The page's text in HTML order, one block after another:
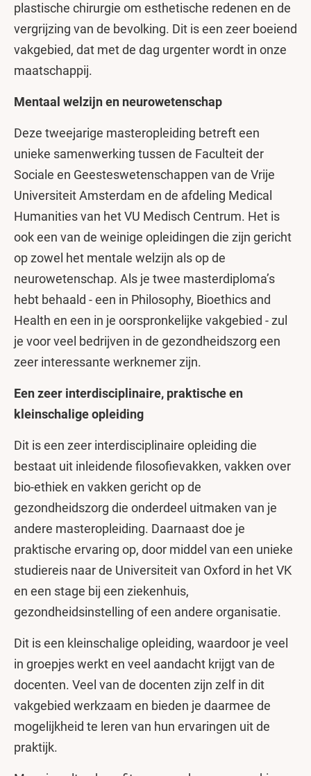
plastische chirurgie om esthetische redenen en de
vergrijzing van de bevolking. Dit is een zeer boeiend
vakgebied, dat met de dag urgenter wordt in onze
maatschappij.
Mentaal welzijn en neurowetenschap
Deze tweejarige masteropleiding betreft een
unieke samenwerking tussen de Faculteit der
Sociale en Geesteswetenschappen van de Vrije
Universiteit Amsterdam en de afdeling Medical
Humanities van het VU Medisch Centrum. Het is
ook een van de weinige opleidingen die zijn gericht
op zowel het mentale welzijn als op de
neurowetenschap. Als je twee masterdiploma’s
hebt behaald - een in Philosophy, Bioethics and
Health en een in je oorspronkelijke vakgebied - zul
je voor veel bedrijven in de gezondheidszorg een
zeer interessante werknemer zijn.
Een zeer interdisciplinaire, praktische en
kleinschalige opleiding
Dit is een zeer interdisciplinaire opleiding die
bestaat uit inleidende filosofievakken, vakken over
bio-ethiek en vakken gericht op de
gezondheidszorg die onderdeel uitmaken van je
andere masteropleiding. Daarnaast doe je
praktische ervaring op, door middel van een unieke
studiereis naar de Universiteit van Oxford in het VK
en een stage bij een ziekenhuis,
gezondheidsinstelling of een andere organisatie.
Dit is een kleinschalige opleiding, waardoor je veel
in groepjes werkt en veel aandacht krijgt van de
docenten. Veel van de docenten zijn zelf in dit
vakgebied werkzaam en bieden je daarmee de
mogelijkheid te leren van hun ervaringen uit de
praktijk.